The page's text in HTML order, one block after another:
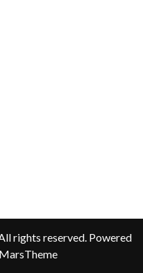
rights reserved. Powered